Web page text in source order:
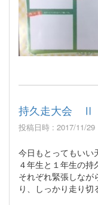
持久走大会 Ⅱ
投稿日時 : 2017/11/29
今日もとってもいい
４年生と１年生の持
それぞれ緊張しなが
り、しっかり走り切